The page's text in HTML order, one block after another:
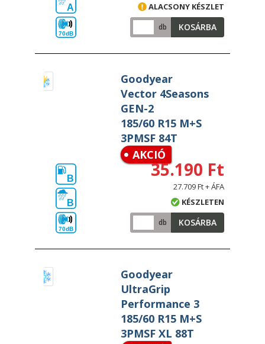
A
70dB
ALACSONY KÉSZLET
db KOSÁRBA
Goodyear
Vector 4Seasons
GEN-2
185/60 R15 M+S
3PMSF 84T
AKCIÓ
B
B
70dB
35.190 Ft
27.709 Ft + ÁFA
KÉSZLETEN
db KOSÁRBA
Goodyear
UltraGrip
Performance 3
185/60 R15 M+S
3PMSF XL 88T